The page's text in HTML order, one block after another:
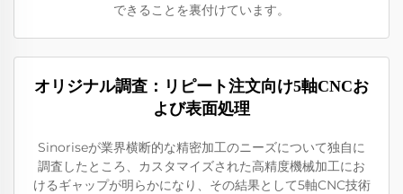
できることを裏付けています。
オリジナル調査：リピート注文向け5軸CNCお
よび表面処理
Sinoriseが業界横断的な精密加工のニーズについて独自に
調査したところ、カスタマイズされた高精度機械加工にお
けるギャップが明らかになり、その結果として5軸CNC技術